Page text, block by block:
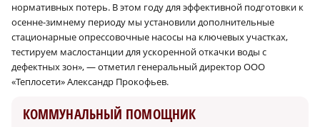
нормативных потерь. В этом году для эффективной подготовки к
осенне-зимнему периоду мы установили дополнительные
стационарные опрессовочные насосы на ключевых участках,
тестируем маслостанции для ускоренной откачки воды с
дефектных зон», — отметил генеральный директор ООО
«Теплосети» Александр Прокофьев.
КОММУНАЛЬНЫЙ ПОМОЩНИК